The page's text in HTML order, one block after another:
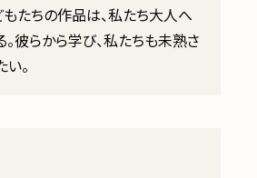
たちの作品は、私たち大人へ
彼らから学び、私たちも未熟さ
。